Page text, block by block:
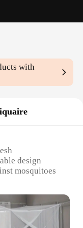
with
design
mosquitoes
Available in a